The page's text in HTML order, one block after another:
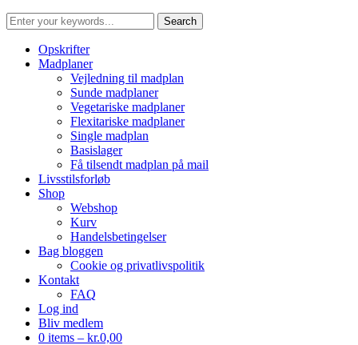
Opskrifter
Madplaner
Vejledning til madplan
Sunde madplaner
Vegetariske madplaner
Flexitariske madplaner
Single madplan
Basislager
Få tilsendt madplan på mail
Livsstilsforløb
Shop
Webshop
Kurv
Handelsbetingelser
Bag bloggen
Cookie og privatlivspolitik
Kontakt
FAQ
Log ind
Bliv medlem
0 items – kr.0,00